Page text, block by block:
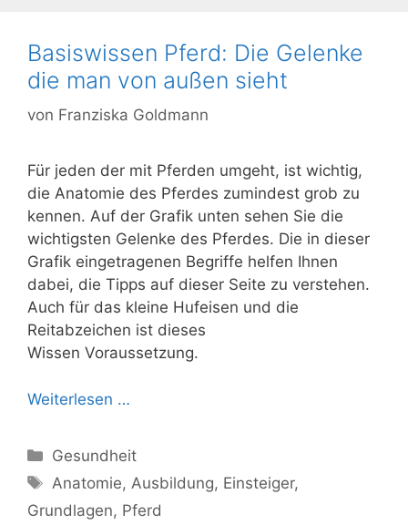
Basiswissen Pferd: Die Gelenke
die man von außen sieht
von Franziska Goldmann
Für jeden der mit Pferden umgeht, ist wichtig,
die Anatomie des Pferdes zumindest grob zu
kennen. Auf der Grafik unten sehen Sie die
wichtigsten Gelenke des Pferdes. Die in dieser
Grafik eingetragenen Begriffe helfen Ihnen
dabei, die Tipps auf dieser Seite zu verstehen.
Auch für das kleine Hufeisen und die
Reitabzeichen ist dieses
Wissen Voraussetzung.
Weiterlesen …
Kategorien
Gesundheit
Schlagwörter
Anatomie, Ausbildung, Einsteiger,
Grundlagen, Pferd